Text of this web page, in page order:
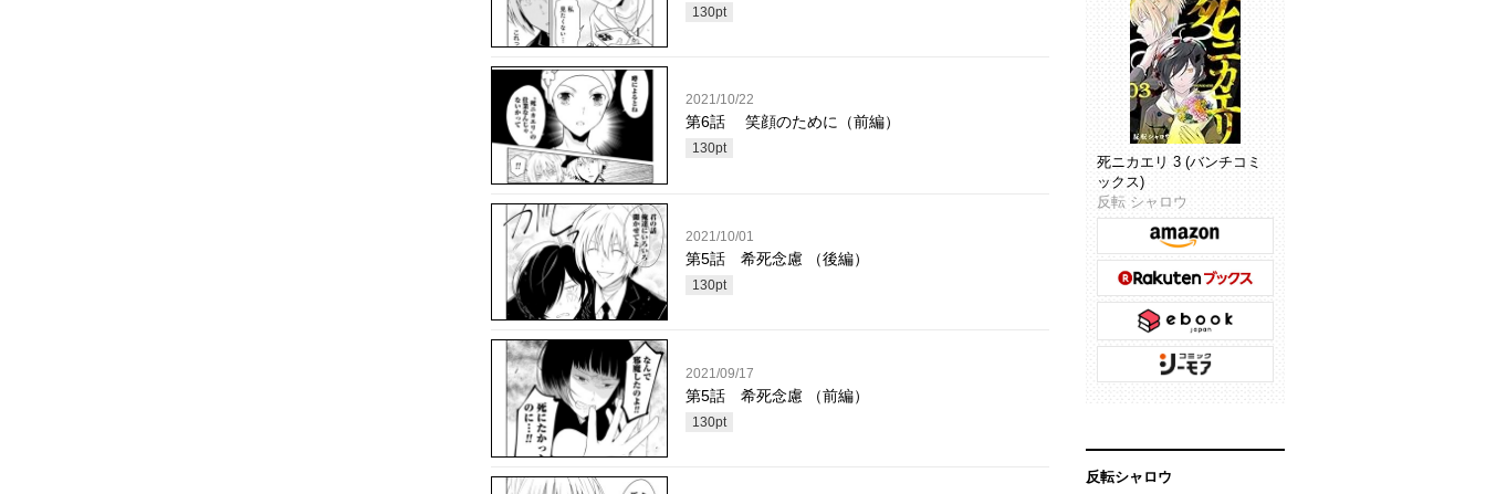
130pt
2021/10/22
第6話 笑顔のために（前編）
130pt
2021/10/01
第5話 希死念慮 （後編）
130pt
2021/09/17
第5話 希死念慮 （前編）
130pt
死ニカエリ 3 (バンチコミ
ックス)
反転 シャロウ
反転シャロウ